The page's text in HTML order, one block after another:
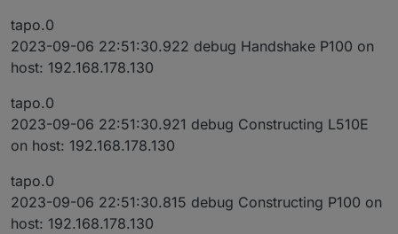
tapo.0
2023-09-06 22:51:30.922 debug Handshake P100 on
host: 192.168.178.130
tapo.0
2023-09-06 22:51:30.921 debug Constructing L510E
on host: 192.168.178.130
tapo.0
2023-09-06 22:51:30.815 debug Constructing P100 on
host: 192.168.178.130